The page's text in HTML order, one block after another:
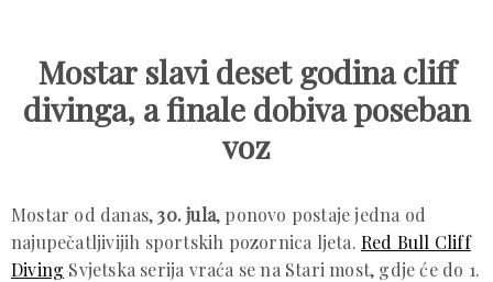
Mostar slavi deset godina cliff
divinga, a finale dobiva poseban
voz
Mostar od danas,30. jula, ponovo postaje jedna od
najupečatljivijih sportskih pozornica ljeta. Red Bull Cliff
Diving Svjetska serija vraća se na Stari most, gdje će do 1.